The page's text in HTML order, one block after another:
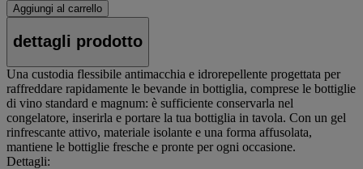
Aggiungi al carrello
dettagli prodotto
Una custodia flessibile antimacchia e idrorepellente progettata per
raffreddare rapidamente le bevande in bottiglia, comprese le bottiglie
di vino standard e magnum: è sufficiente conservarla nel
congelatore, inserirla e portare la tua bottiglia in tavola. Con un gel
rinfrescante attivo, materiale isolante e una forma affusolata,
mantiene le bottiglie fresche e pronte per ogni occasione.
Dettagli: